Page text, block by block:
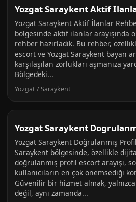
Yozgat Saraykent Aktif
Yozgat Saraykent Aktif İlanlar
bölgesinde aktif ilanlar arayışında
rehber hazırladık. Bu rehber,
escort ve Yozgat Saraykent bayan
karşılaşılan zorlukları aşmanıza
Bölgedeki...
Yozgat / Saraykent
Yozgat Saraykent
Yozgat Saraykent Doğrulanmış
Saraykent bölgesinde, özellikle
doğrulanmış profil escort arayışı,
kullanıcıların en çok önemsediği
Güvenilir bir hizmet almak,
değil, aynı zamanda...